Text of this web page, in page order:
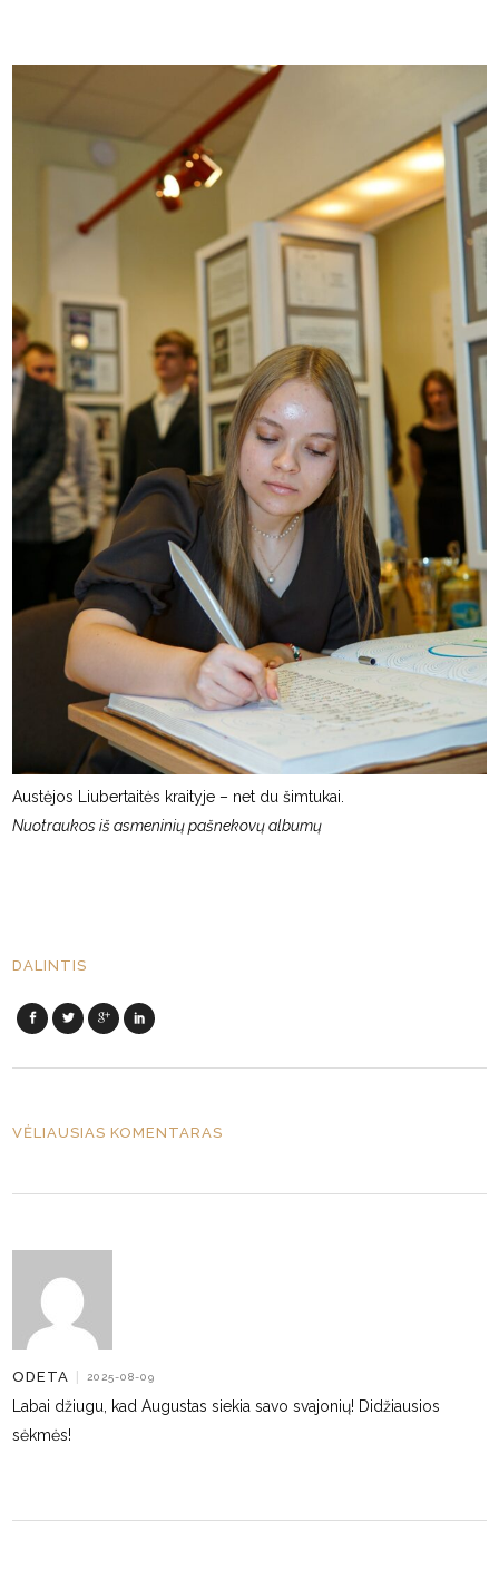
Austėjos Liubertaitės kraityje – net du šimtukai.
Nuotraukos iš asmeninių pašnekovų albumų
DALINTIS
VĖLIAUSIAS KOMENTARAS
ODETA 2025-08-09
Labai džiugu, kad Augustas siekia savo svajonių! Didžiausios
sėkmės!